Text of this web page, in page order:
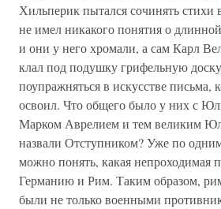
Хильперик пытался сочинять стихи
не имел никакого понятия о
и они у него хромали, а сам Карл
клал под подушку грифельную
поупражняться в искусстве письма,
освоил. Что общего было у них с
Марком Аврелием и тем великим
назвали Отступником? Уже по
можно понять, какая непроходимая
Германию и Рим. Таким образом,
были не только военными